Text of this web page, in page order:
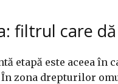
filtrul care
etapă este aceea în
zona drepturilor